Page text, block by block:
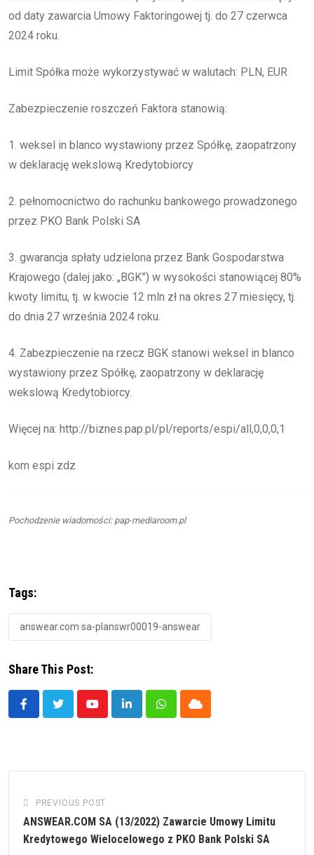
od daty zawarcia Umowy Faktoringowej tj. do 27 czerwca
2024 roku.
Limit Spółka może wykorzystywać w walutach: PLN, EUR
Zabezpieczenie roszczeń Faktora stanowią:
1. weksel in blanco wystawiony przez Spółkę, zaopatrzony
w deklarację wekslową Kredytobiorcy
2. pełnomocnictwo do rachunku bankowego prowadzonego
przez PKO Bank Polski SA
3. gwarancja spłaty udzielona przez Bank Gospodarstwa
Krajowego (dalej jako: „BGK”) w wysokości stanowiącej 80%
kwoty limitu, tj. w kwocie 12 mln zł na okres 27 miesięcy, tj.
do dnia 27 września 2024 roku.
4. Zabezpieczenie na rzecz BGK stanowi weksel in blanco
wystawiony przez Spółkę, zaopatrzony w deklarację
wekslową Kredytobiorcy.
Więcej na: http://biznes.pap.pl/pl/reports/espi/all,0,0,0,1
kom espi zdz
Pochodzenie wiadomości: pap-mediaroom.pl
Tags:
answear.com sa-planswr00019-answear
Share This Post:
YoutubeLinkedInWhatsappCloud
PREVIOUS POST
ANSWEAR.COM SA (13/2022) Zawarcie Umowy Limitu
Kredytowego Wielocelowego z PKO Bank Polski SA